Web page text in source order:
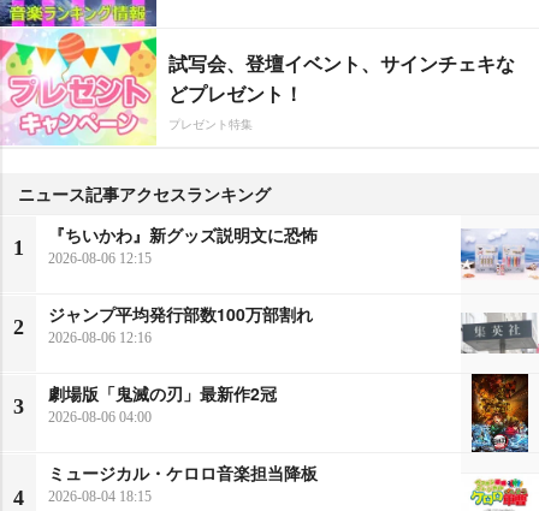
試写会、登壇イベント、サインチェキな
どプレゼント！
プレゼント特集
ニュース記事アクセスランキング
1
『ちいかわ』新グッズ説明文に恐怖
2026-08-06 12:15
2
ジャンプ平均発行部数100万部割れ
2026-08-06 12:16
3
劇場版「鬼滅の刃」最新作2冠
2026-08-06 04:00
4
ミュージカル・ケロロ音楽担当降板
2026-08-04 18:15